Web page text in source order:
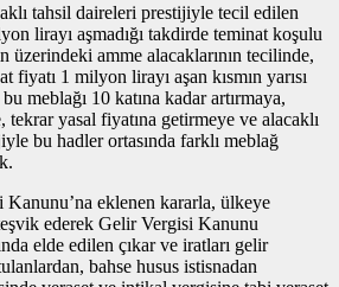
tahsil daireleri prestijiyle tecil edilen
lirayı aşmadığı takdirde teminat koşulu
üzerindeki amme alacaklarının tecilinde,
fiyatı 1 milyon lirayı aşan kısmın yarısı
meblağı 10 katına kadar artırmaya,
tekrar yasal fiyatına getirmeye ve alacaklı
bu hadler ortasında farklı meblağ
eklenen kararla, ülkeye
ederek Gelir Vergisi Kanunu
elde edilen çıkar ve iratları gelir
bahse husus istisnadan